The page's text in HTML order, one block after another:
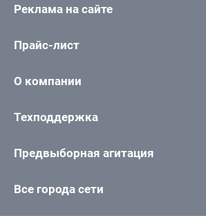
Реклама на сайте
Прайс-лист
О компании
Техподдержка
Предвыборная агитация
Все города сети